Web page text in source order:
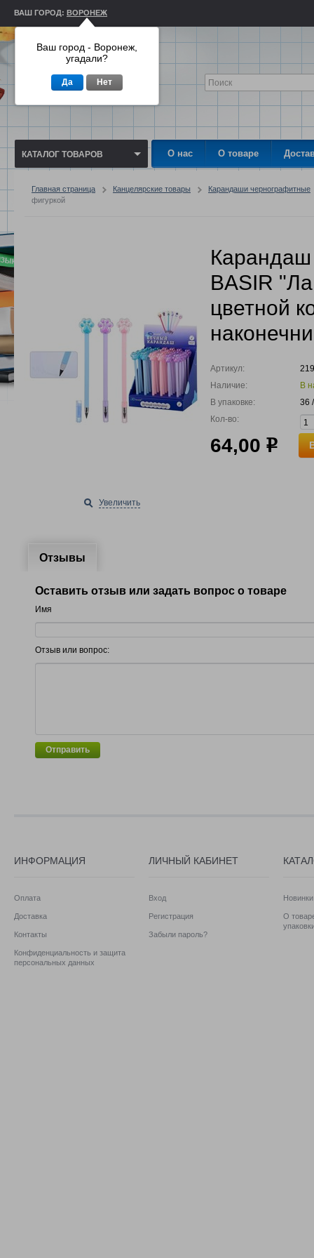
ВАШ ГОРОД: ВОРОНЕЖ
КАТАЛОГ ТОВАРОВ О нас О товаре
Главная страница Канцелярские товары
Карандаши чернографитные
фигуркой
Увеличить
Карандаш
BASIR
цветной
Артикул:
Наличие:
В
В упаковке:
36
Кол-во:
64,00 р
Отзывы
Оставить отзыв или задать вопрос о товаре
Имя
Отзыв или вопрос:
Отправить
ИНФОРМАЦИЯ
Оплата
Доставка
Контакты
Конфиденциальность и защита
персональных данных
ЛИЧНЫЙ КАБИНЕТ
Вход
Регистрация
Забыли пароль?
Новинки
О
Ваш город - Воронеж,
угадали?
Да Нет